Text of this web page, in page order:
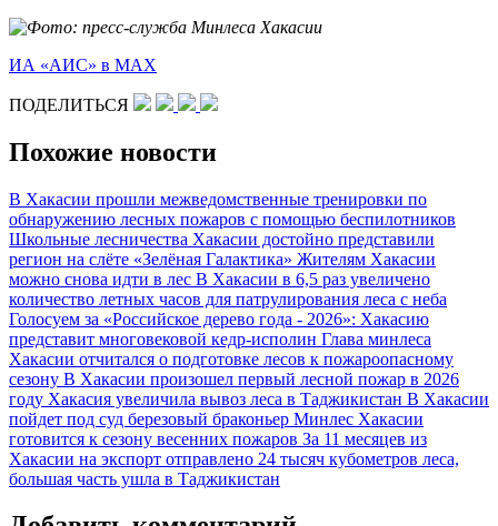
ИА «АИС» в МАХ
ПОДЕЛИТЬСЯ
Похожие новости
В Хакасии прошли межведомственные тренировки по
обнаружению лесных пожаров с помощью беспилотников
Школьные лесничества Хакасии достойно представили
регион на слёте «Зелёная Галактика» Жителям Хакасии
можно снова идти в лес В Хакасии в 6,5 раз увеличено
количество летных часов для патрулирования леса с неба
Голосуем за «Российское дерево года - 2026»: Хакасию
представит многовековой кедр-исполин Глава минлеса
Хакасии отчитался о подготовке лесов к пожароопасному
сезону В Хакасии произошел первый лесной пожар в 2026
году Хакасия увеличила вывоз леса в Таджикистан В Хакасии
пойдет под суд березовый браконьер Минлес Хакасии
готовится к сезону весенних пожаров За 11 месяцев из
Хакасии на экспорт отправлено 24 тысяч кубометров леса,
большая часть ушла в Таджикистан